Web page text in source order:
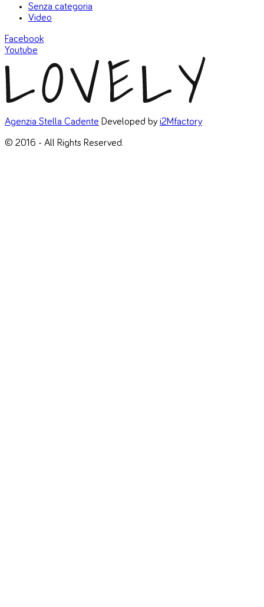
Senza categoria
Video
Facebook
Youtube
Agenzia Stella Cadente Developed by i2Mfactory
© 2016 - All Rights Reserved.